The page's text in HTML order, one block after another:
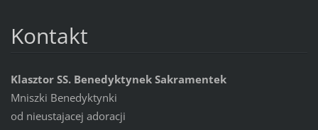
Kontakt
Klasztor SS. Benedyktynek Sakramentek
Mniszki Benedyktynki
od nieustajacej adoracji